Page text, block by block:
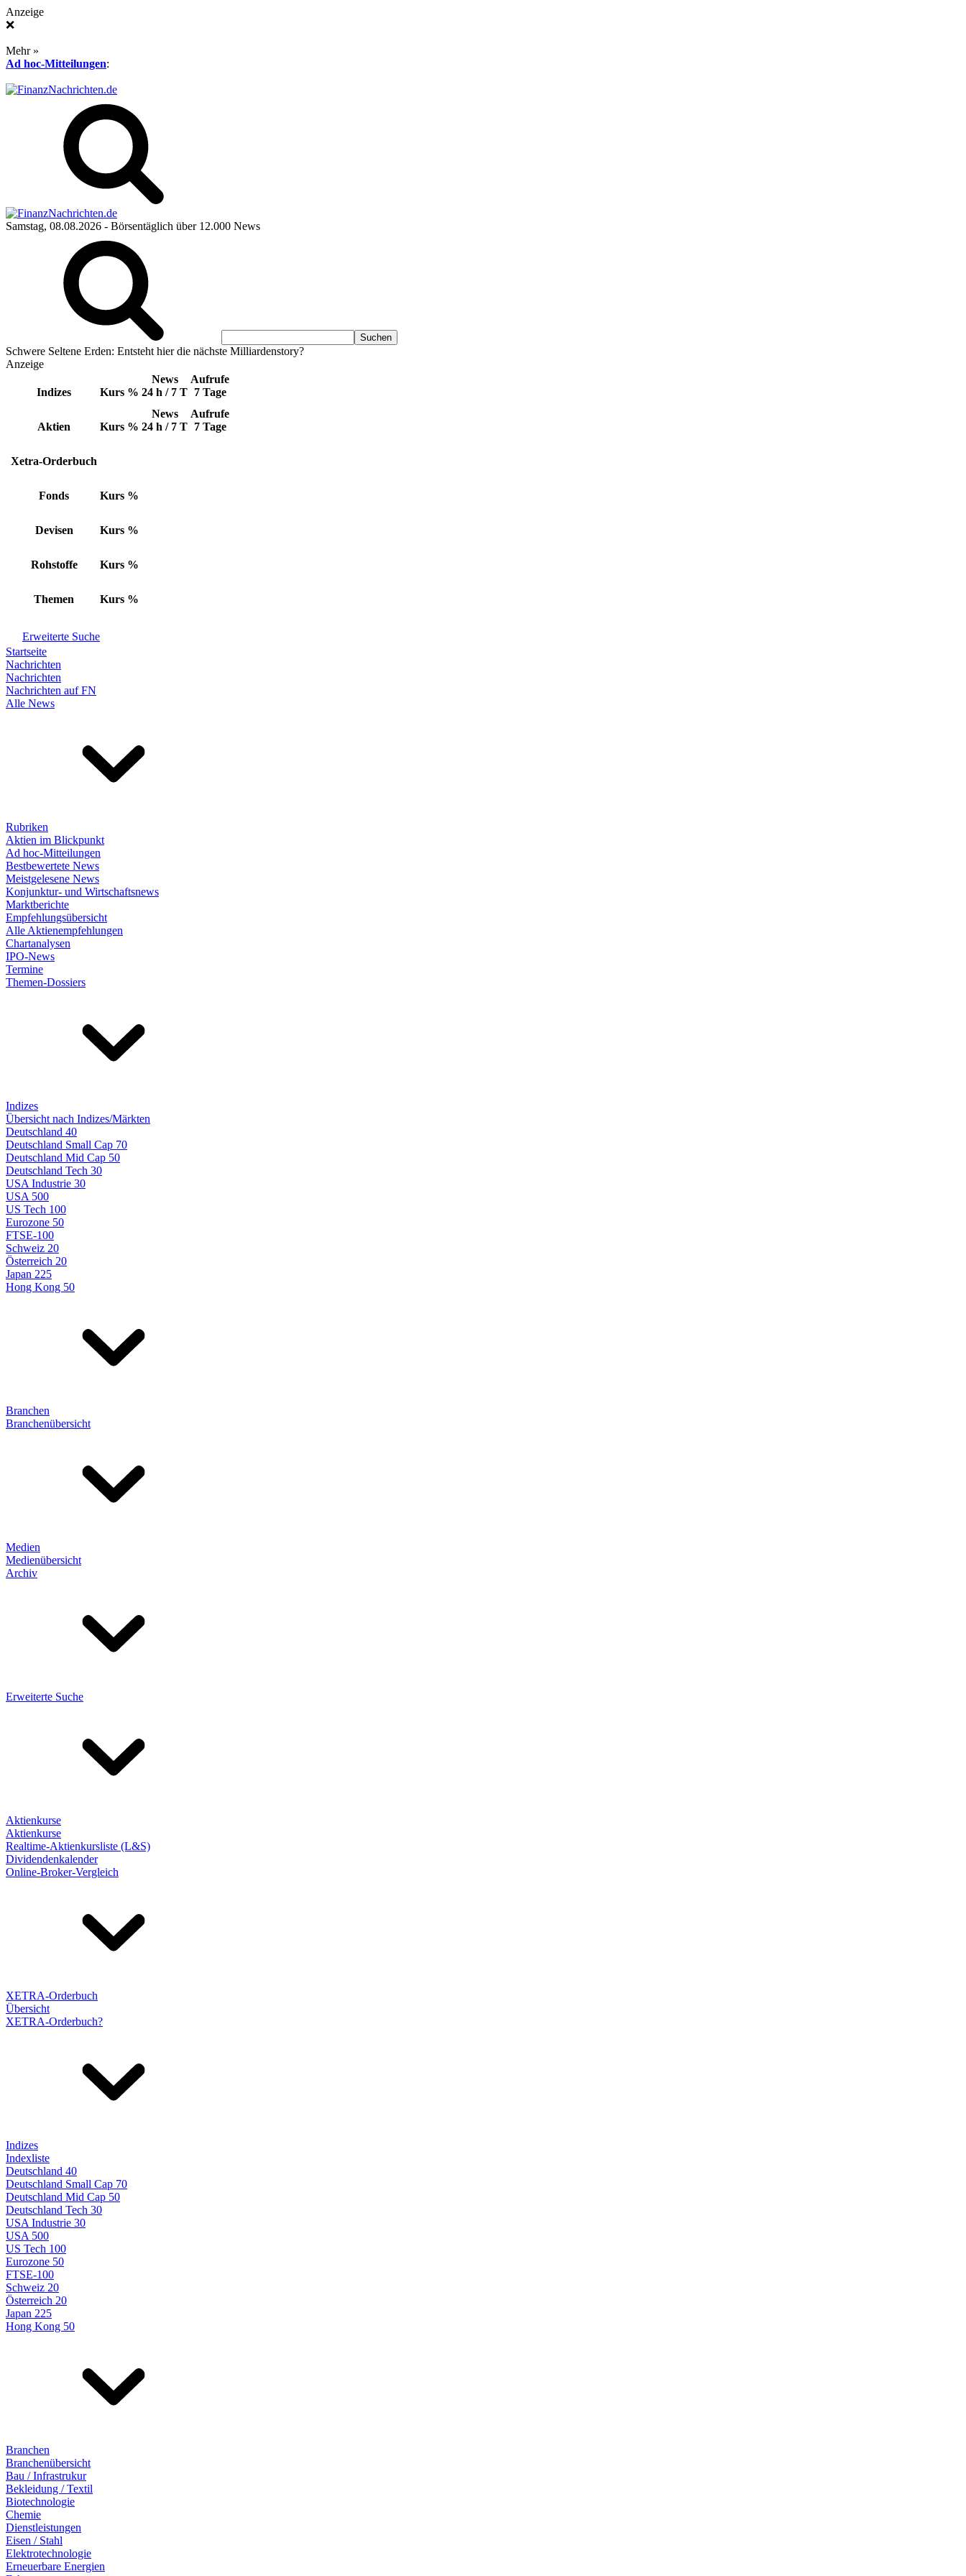
Anzeige
❌
Mehr »
Ad hoc-Mitteilungen:
Samstag, 08.08.2026 - Börsentäglich über 12.000 News
Schwere Seltene Erden: Entsteht hier die nächste Milliardenstory?
Anzeige
Indizes Kurs %
News
24 h / 7 T
Aufrufe
7 Tage
Aktien Kurs %
News
24 h / 7 T
Aufrufe
7 Tage
Xetra-Orderbuch
Fonds Kurs %
Devisen Kurs %
Rohstoffe Kurs %
Themen Kurs %
Erweiterte Suche
Startseite
Nachrichten
Nachrichten
Nachrichten auf FN
Alle News
Rubriken
Aktien im Blickpunkt
Ad hoc-Mitteilungen
Bestbewertete News
Meistgelesene News
Konjunktur- und Wirtschaftsnews
Marktberichte
Empfehlungsübersicht
Alle Aktienempfehlungen
Chartanalysen
IPO-News
Termine
Themen-Dossiers
Indizes
Übersicht nach Indizes/Märkten
Deutschland 40
Deutschland Small Cap 70
Deutschland Mid Cap 50
Deutschland Tech 30
USA Industrie 30
USA 500
US Tech 100
Eurozone 50
FTSE-100
Schweiz 20
Österreich 20
Japan 225
Hong Kong 50
Branchen
Branchenübersicht
Medien
Medienübersicht
Archiv
Erweiterte Suche
Aktienkurse
Aktienkurse
Realtime-Aktienkursliste (L&S)
Dividendenkalender
Online-Broker-Vergleich
XETRA-Orderbuch
Übersicht
XETRA-Orderbuch?
Indizes
Indexliste
Deutschland 40
Deutschland Small Cap 70
Deutschland Mid Cap 50
Deutschland Tech 30
USA Industrie 30
USA 500
US Tech 100
Eurozone 50
FTSE-100
Schweiz 20
Österreich 20
Japan 225
Hong Kong 50
Branchen
Branchenübersicht
Bau / Infrastrukur
Bekleidung / Textil
Biotechnologie
Chemie
Dienstleistungen
Eisen / Stahl
Elektrotechnologie
Erneuerbare Energien